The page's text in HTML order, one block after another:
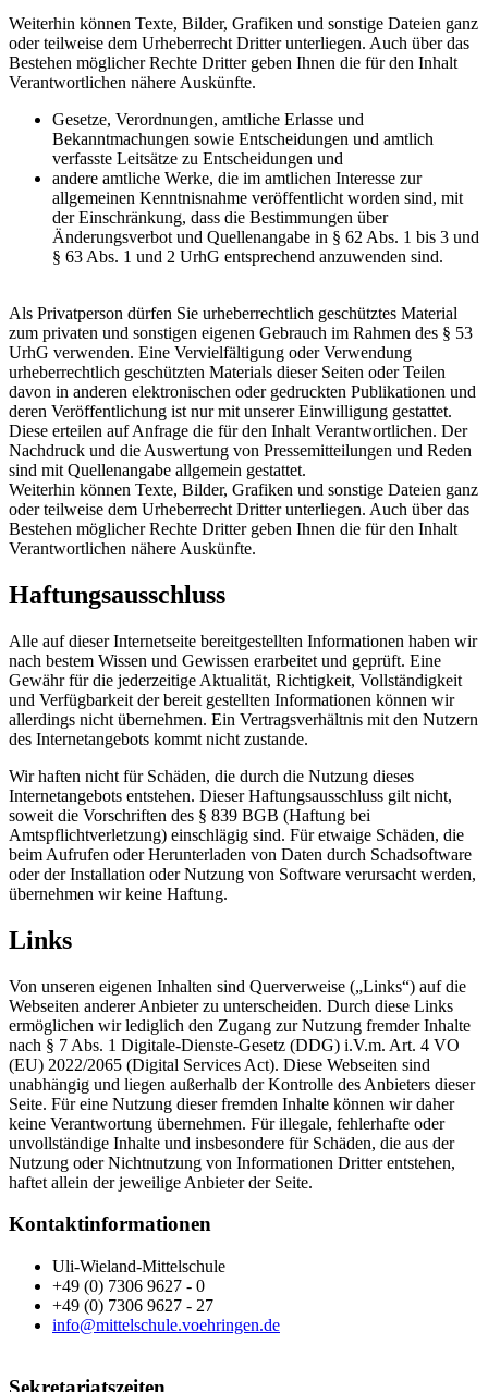
Weiterhin können Texte, Bilder, Grafiken und sonstige Dateien ganz
oder teilweise dem Urheberrecht Dritter unterliegen. Auch über das
Bestehen möglicher Rechte Dritter geben Ihnen die für den Inhalt
Verantwortlichen nähere Auskünfte.
Gesetze, Verordnungen, amtliche Erlasse und
Bekanntmachungen sowie Entscheidungen und amtlich
verfasste Leitsätze zu Entscheidungen und
andere amtliche Werke, die im amtlichen Interesse zur
allgemeinen Kenntnisnahme veröffentlicht worden sind, mit
der Einschränkung, dass die Bestimmungen über
Änderungsverbot und Quellenangabe in § 62 Abs. 1 bis 3 und
§ 63 Abs. 1 und 2 UrhG entsprechend anzuwenden sind.
Als Privatperson dürfen Sie urheberrechtlich geschütztes Material
zum privaten und sonstigen eigenen Gebrauch im Rahmen des § 53
UrhG verwenden. Eine Vervielfältigung oder Verwendung
urheberrechtlich geschützten Materials dieser Seiten oder Teilen
davon in anderen elektronischen oder gedruckten Publikationen und
deren Veröffentlichung ist nur mit unserer Einwilligung gestattet.
Diese erteilen auf Anfrage die für den Inhalt Verantwortlichen. Der
Nachdruck und die Auswertung von Pressemitteilungen und Reden
sind mit Quellenangabe allgemein gestattet.
Weiterhin können Texte, Bilder, Grafiken und sonstige Dateien ganz
oder teilweise dem Urheberrecht Dritter unterliegen. Auch über das
Bestehen möglicher Rechte Dritter geben Ihnen die für den Inhalt
Verantwortlichen nähere Auskünfte.
Haftungsausschluss
Alle auf dieser Internetseite bereitgestellten Informationen haben wir
nach bestem Wissen und Gewissen erarbeitet und geprüft. Eine
Gewähr für die jederzeitige Aktualität, Richtigkeit, Vollständigkeit
und Verfügbarkeit der bereit gestellten Informationen können wir
allerdings nicht übernehmen. Ein Vertragsverhältnis mit den Nutzern
des Internetangebots kommt nicht zustande.
Wir haften nicht für Schäden, die durch die Nutzung dieses
Internetangebots entstehen. Dieser Haftungsausschluss gilt nicht,
soweit die Vorschriften des § 839 BGB (Haftung bei
Amtspflichtverletzung) einschlägig sind. Für etwaige Schäden, die
beim Aufrufen oder Herunterladen von Daten durch Schadsoftware
oder der Installation oder Nutzung von Software verursacht werden,
übernehmen wir keine Haftung.
Links
Von unseren eigenen Inhalten sind Querverweise („Links“) auf die
Webseiten anderer Anbieter zu unterscheiden. Durch diese Links
ermöglichen wir lediglich den Zugang zur Nutzung fremder Inhalte
nach § 7 Abs. 1 Digitale-Dienste-Gesetz (DDG) i.V.m. Art. 4 VO
(EU) 2022/2065 (Digital Services Act). Diese Webseiten sind
unabhängig und liegen außerhalb der Kontrolle des Anbieters dieser
Seite. Für eine Nutzung dieser fremden Inhalte können wir daher
keine Verantwortung übernehmen. Für illegale, fehlerhafte oder
unvollständige Inhalte und insbesondere für Schäden, die aus der
Nutzung oder Nichtnutzung von Informationen Dritter entstehen,
haftet allein der jeweilige Anbieter der Seite.
Kontaktinformationen
Uli-Wieland-Mittelschule
+49 (0) 7306 9627 - 0
+49 (0) 7306 9627 - 27
info@mittelschule.voehringen.de
Sekretariatszeiten